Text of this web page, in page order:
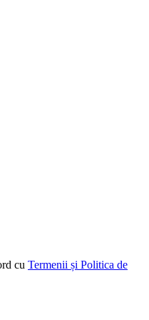
cu Termenii și Politica de